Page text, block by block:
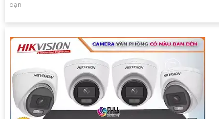
bạn